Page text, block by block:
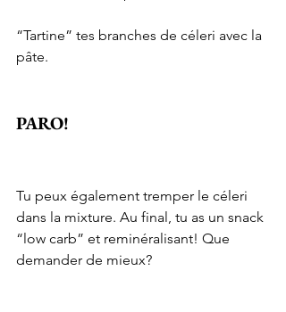
“Tartine” tes branches de céleri avec la
pâte.
PARO!
Tu peux également tremper le céleri
dans la mixture. Au final, tu as un snack
“low carb” et reminéralisant! Que
demander de mieux?